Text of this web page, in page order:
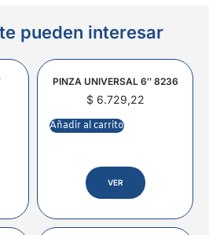
pueden interesar
PINZA UNIVERSAL 6″ 8236
$6.729,22
Añadir al carrito
VER